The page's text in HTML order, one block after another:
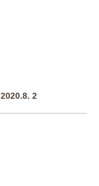
2020.8. 2